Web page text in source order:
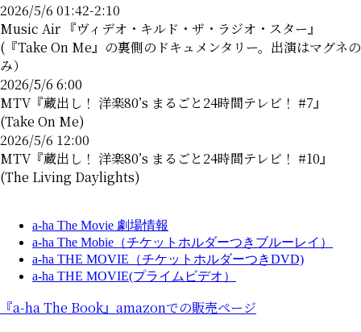
ス
2026/5/6 01:42-2:10
Music Air 『ヴィデオ・キルド・ザ・ラジオ・スター』
(『Take On Me』の裏側のドキュメンタリー。出演はマグネの
み）
2026/5/6 6:00
MTV『蔵出し！ 洋楽80’s まるごと24時間テレビ！ #7』
(Take On Me)
2026/5/6 12:00
MTV『蔵出し！ 洋楽80’s まるごと24時間テレビ！ #10』
(The Living Daylights)
a-ha The Movie 劇場情報
a-ha The Mobie（チケットホルダーつきブルーレイ）
a-ha THE MOVIE（チケットホルダーつきDVD)
a-ha THE MOVIE(プライムビデオ）
『a-ha The Book』amazonでの販売ページ